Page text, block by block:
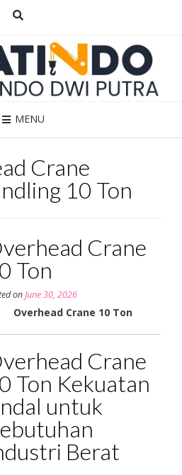
MENU
Crane
10 Ton
Crane
Ton
onJune 30, 2026
Overhead Crane 10 Ton
Crane
Ton Kekuatan
untuk
Berat